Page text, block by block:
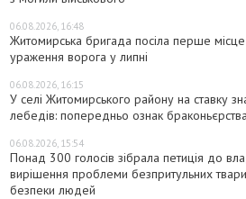
06.08.2026, 16:48
Житомирська бригада посіла перше місце
ураження ворога у липні
06.08.2026, 16:15
У селі Житомирського району на ставку
лебедів: попередньо ознак
06.08.2026, 15:54
Понад 300 голосів зібрала петиція до
вирішення проблеми безпритульних
безпеки людей